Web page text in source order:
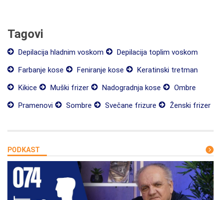
Tagovi
Depilacija hladnim voskom
Depilacija toplim voskom
Farbanje kose
Feniranje kose
Keratinski tretman
Kikice
Muški frizer Nadogradnja kose
Ombre
Pramenovi
Sombre Svečane frizure Ženski frizer
PODKAST